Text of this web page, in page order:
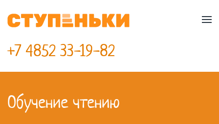
Skip to main content
+7 4852 33-19-82
Обучение чтению